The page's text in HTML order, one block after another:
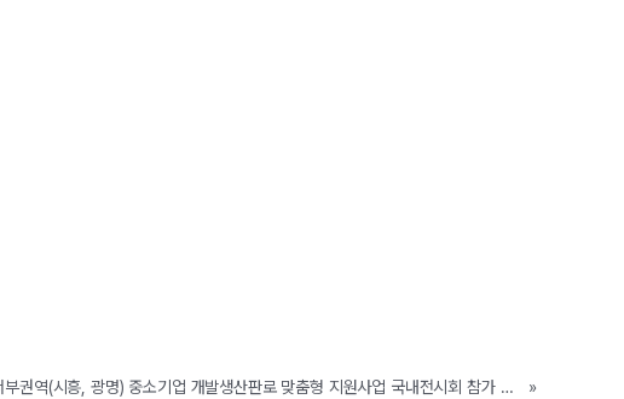
[지원사업] 경기 서부권역(시흥, 광명) 중소기업 개발생산판로 맞춤형 지원사업 국내전시회 참가 지원 안내(~5/20까지) »